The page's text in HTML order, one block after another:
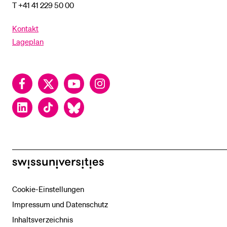
T +41 41 229 50 00
Kontakt
Lageplan
FacebookTwitter YouTubeInstagram
LinkedInTikTok Bluesky
swissuniversities
Cookie-Einstellungen
Impressum und Datenschutz
Inhaltsverzeichnis